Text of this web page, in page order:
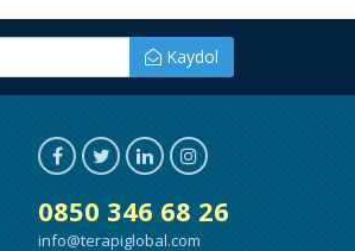
Kaydol
0850 346 68 26
info@terapiglobal.com